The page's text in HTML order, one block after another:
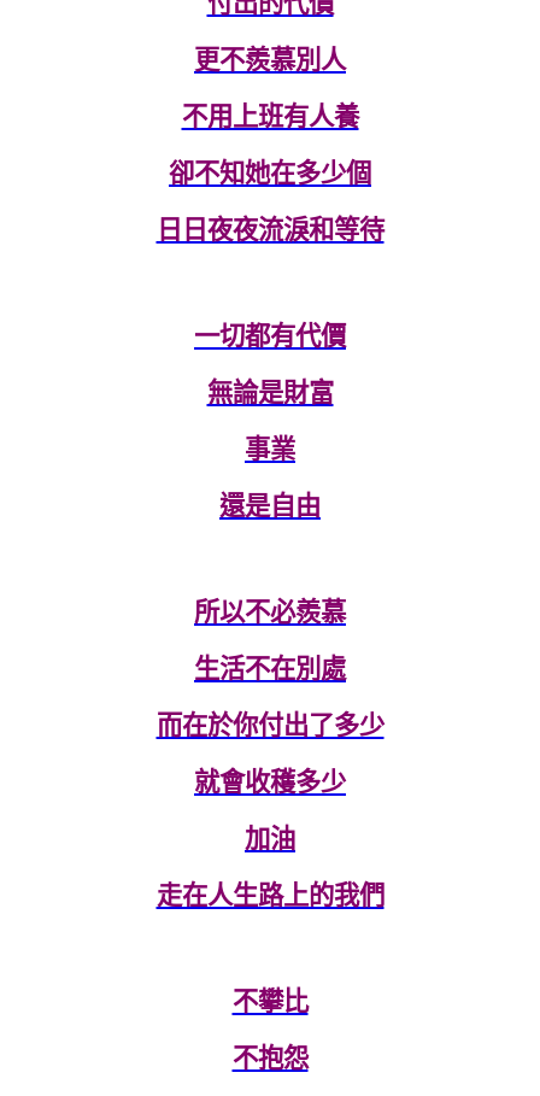
更不羨慕別人
不用上班有人養
卻不知她在多少個
日日夜夜流淚和等待
一切都有代價
無論是財富
事業
還是自由
所以不必羨慕
生活不在別處
而在於你付出了多少
就會收穫多少
加油
走在人生路上的我們
不攀比
不抱怨